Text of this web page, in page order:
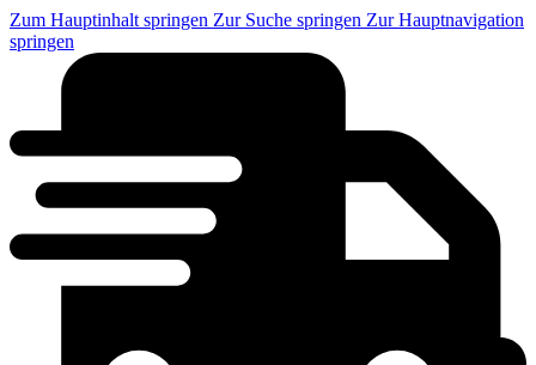
Zum Hauptinhalt springen Zur Suche springen Zur Hauptnavigation
springen